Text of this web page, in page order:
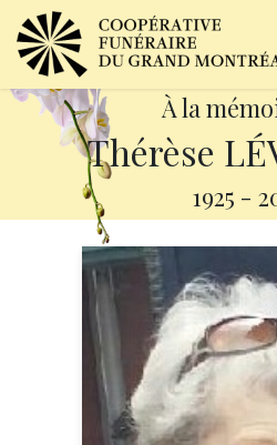
À la
Thérèse
1925 -